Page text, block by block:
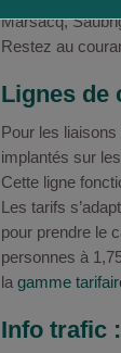
Marsacq,
Restez au
Lignes de
Pour les
implantés sur
Cette ligne
Les tarifs
pour prendre le
personnes à
la gamme
Info trafic :